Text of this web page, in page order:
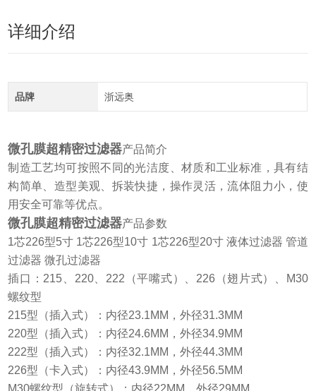
详细介绍
品牌 浙远奥
微孔膜超精密过滤器产品简介
制造工艺均可按照不同的光洁度、材质和工业标准，具有结
构简单、造型美观、拆装快捷，操作灵活，流体阻力小，使
用安全可靠等优点。
微孔膜超精密过滤器产品参数
1芯226型5寸 1芯226型10寸 1芯226型20寸 液体过滤器 管道
过滤器 微孔过滤器
插口：215、220、222（平嘴式）、226（翅片式）、M30
螺纹型
215型（插入式）：内径23.1MM，外径31.3MM
220型（插入式）：内径24.6MM，外径34.9MM
222型（插入式）：内径32.1MM，外径44.3MM
226型（卡入式）：内径43.9MM，外径56.5MM